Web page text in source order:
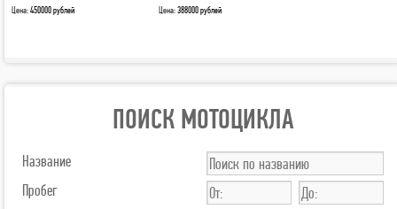
Цена:450000 рублей Цена:388000 рублей
ПОИСК МОТОЦИКЛА
Название
Пробег